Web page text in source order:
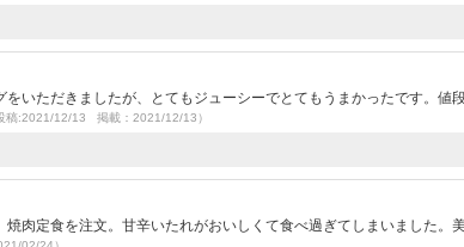
いただきましたが、とてもジューシーでとてもうまかったです。値
稿:2021/12/13 掲載：2021/12/13）
肉定食を注文。甘辛いたれがおいしくて食べ過ぎてしまいました。